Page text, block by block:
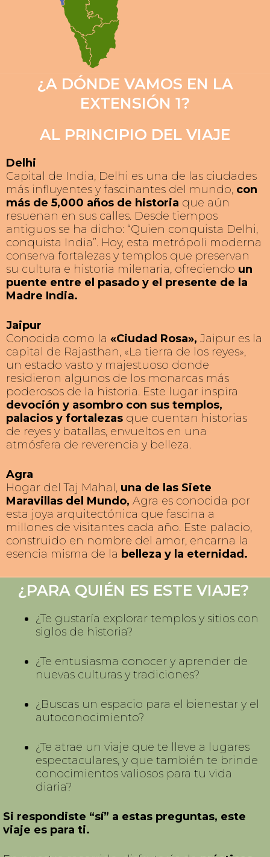
una de las metropolis más grandes del mundo
se le llama la ciudad rosada por el color de arenizca
que predomina en sus construcciones
¿A DÓNDE VAMOS EN LA
EXTENSIÓN 1?
AL PRINCIPIO DEL VIAJE
Delhi
Capital de India, Delhi es una de las ciudades
más influyentes y fascinantes del mundo, con
más de 5,000 años de historia que aún
resuenan en sus calles. Desde tiempos
antiguos se ha dicho: “Quien conquista Delhi,
conquista India”. Hoy, esta metrópoli moderna
conserva fortalezas y templos que preservan
su cultura e historia milenaria, ofreciendo un
puente entre el pasado y el presente de la
Madre India.
Jaipur
Conocida como la «Ciudad Rosa», Jaipur es la
capital de Rajasthan, «La tierra de los reyes»,
un estado vasto y majestuoso donde
residieron algunos de los monarcas más
poderosos de la historia. Este lugar inspira
devoción y asombro con sus templos,
palacios y fortalezas que cuentan historias
de reyes y batallas, envueltos en una
atmósfera de reverencia y belleza.
Agra
Hogar del Taj Mahal, una de las Siete
Maravillas del Mundo, Agra es conocida por
esta joya arquitectónica que fascina a
millones de visitantes cada año. Este palacio,
construido en nombre del amor, encarna la
esencia misma de la belleza y la eternidad.
DELHI
JAIPUR
AGRA
¿PARA QUIÉN ES ESTE VIAJE?
¿Te gustaría explorar templos y sitios con
siglos de historia?
¿Te entusiasma conocer y aprender de
nuevas culturas y tradiciones?
¿Buscas un espacio para el bienestar y el
autoconocimiento?
¿Te atrae un viaje que te lleve a lugares
espectaculares, y que también te brinde
conocimientos valiosos para tu vida
diaria?
Si respondiste “sí” a estas preguntas, este
viaje es para ti.